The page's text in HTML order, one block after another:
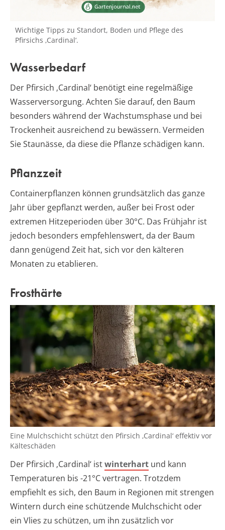
Wichtige Tipps zu Standort, Boden und Pflege des
Pfirsichs ‚Cardinal‘.
Wasserbedarf
Der Pfirsich ‚Cardinal‘ benötigt eine regelmäßige
Wasserversorgung. Achten Sie darauf, den Baum
besonders während der Wachstumsphase und bei
Trockenheit ausreichend zu bewässern. Vermeiden
Sie Staunässe, da diese die Pflanze schädigen kann.
Pflanzzeit
Containerpflanzen können grundsätzlich das ganze
Jahr über gepflanzt werden, außer bei Frost oder
extremen Hitzeperioden über 30°C. Das Frühjahr ist
jedoch besonders empfehlenswert, da der Baum
dann genügend Zeit hat, sich vor den kälteren
Monaten zu etablieren.
Frosthärte
Eine Mulchschicht schützt den Pfirsich ‚Cardinal‘ effektiv vor
Kälteschäden
Der Pfirsich ‚Cardinal‘ istwinterhart und kann
Temperaturen bis -21°C vertragen. Trotzdem
empfiehlt es sich, den Baum in Regionen mit strengen
Wintern durch eine schützende Mulchschicht oder
ein Vlies zu schützen, um ihn zusätzlich vor